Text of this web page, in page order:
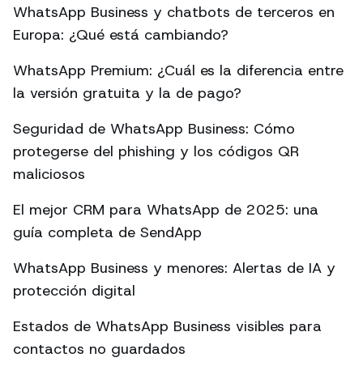
WhatsApp Business y chatbots de terceros en
Europa: ¿Qué está cambiando?
WhatsApp Premium: ¿Cuál es la diferencia entre
la versión gratuita y la de pago?
Seguridad de WhatsApp Business: Cómo
protegerse del phishing y los códigos QR
maliciosos
El mejor CRM para WhatsApp de 2025: una
guía completa de SendApp
WhatsApp Business y menores: Alertas de IA y
protección digital
Estados de WhatsApp Business visibles para
contactos no guardados